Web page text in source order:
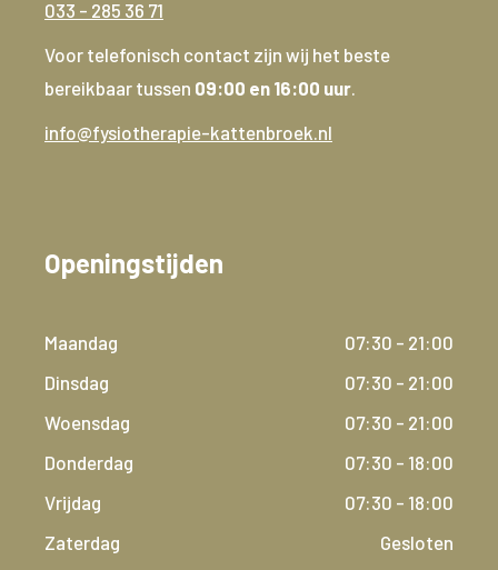
033 - 285 36 71
Voor telefonisch contact zijn wij het beste
bereikbaar tussen 09:00 en 16:00 uur.
info@fysiotherapie-kattenbroek.nl
Openingstijden
Maandag
07:30 - 21:00
Dinsdag
07:30 - 21:00
Woensdag
07:30 - 21:00
Donderdag
07:30 - 18:00
Vrijdag
07:30 - 18:00
Zaterdag
Gesloten